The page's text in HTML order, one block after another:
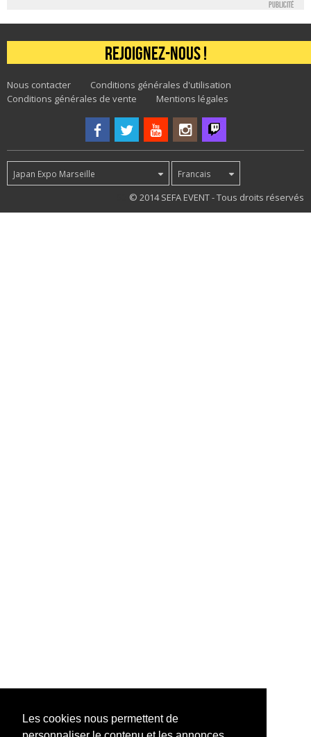
Les cookies nous permettent de
Publicité
Rejoignez-nous !
Nous contacter
Conditions générales d'utilisation
Conditions générales de vente
Mentions légales
Japan Expo Marseille Francais
© 2014 SEFA EVENT - Tous droits réservés